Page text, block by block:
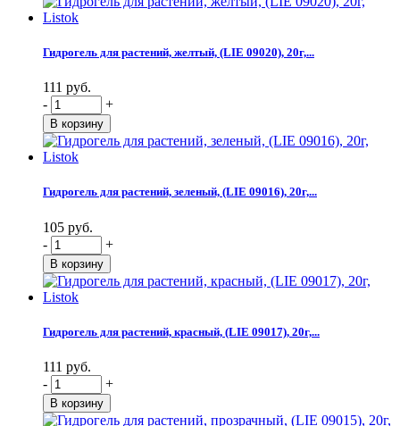
Гидрогель для растений, желтый, (LIE 09020), 20г,...
111 руб.
-
+
Гидрогель для растений, зеленый, (LIE 09016), 20г,...
105 руб.
-
+
Гидрогель для растений, красный, (LIE 09017), 20г,...
111 руб.
-
+